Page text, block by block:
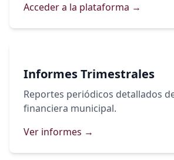
Accede a documentos e informes oficiales
Información sobre el ejercicio del gasto
Acceder a la plataforma →
Informes Trimestrales
Reportes periódicos detallados
financiera municipal.
Ver informes →